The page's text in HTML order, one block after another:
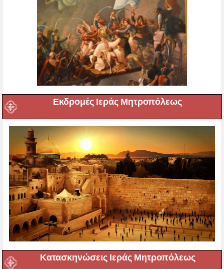
Εκδρομές Ιεράς Μητροπόλεως
Κατασκηνώσεις Ιεράς Μητροπόλεως